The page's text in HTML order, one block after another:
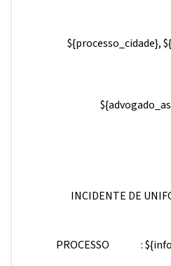
${processo_cidade},
INCIDENTE DE
PROCESSO :